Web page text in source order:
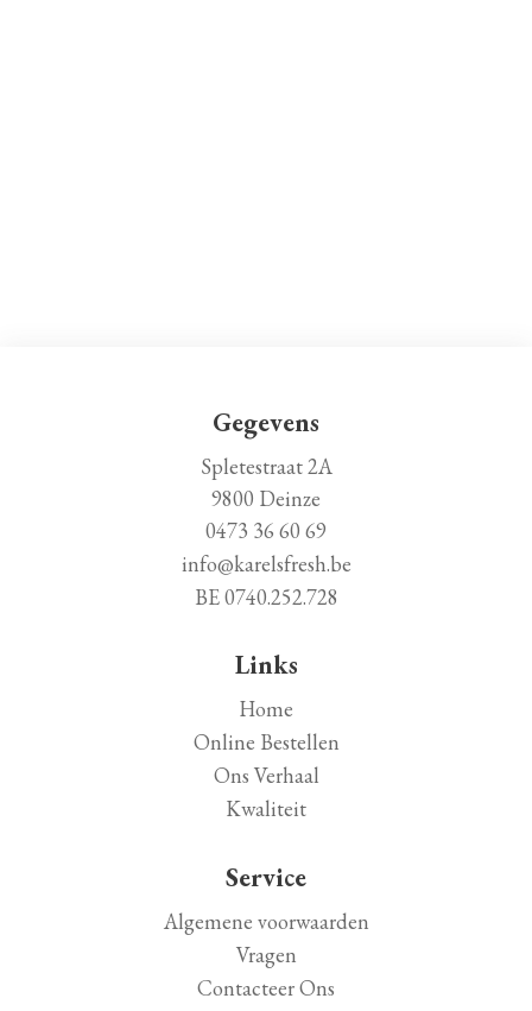
Gegevens
Spletestraat 2A
9800 Deinze
0473 36 60 69
info@karelsfresh.be
BE 0740.252.728
Links
Home
Online Bestellen
Ons Verhaal
Kwaliteit
Service
Algemene voorwaarden
Vragen
Contacteer Ons